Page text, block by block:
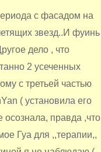
с фасадом на
звезд..И фуинь
дело , что
2 усеченных
с третьей частью
( установила его
осознала, правда ,что
Гуа для ,,терапии,,